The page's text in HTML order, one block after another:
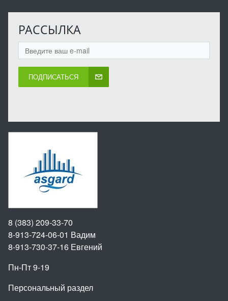
РАССЫЛКА
ПОДПИСАТЬСЯ
8 (383) 209-33-70
8-913-724-06-01 Вадим
8-913-730-37-16 Евгений
Пн-Пт 9-19
Персональный раздел